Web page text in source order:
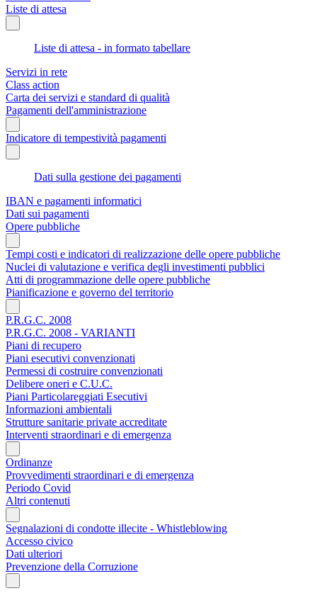
Liste di attesa
Liste di attesa - in formato tabellare
Servizi in rete
Class action
Carta dei servizi e standard di qualità
Pagamenti dell'amministrazione
Indicatore di tempestività pagamenti
Dati sulla gestione dei pagamenti
IBAN e pagamenti informatici
Dati sui pagamenti
Opere pubbliche
Tempi costi e indicatori di realizzazione delle opere pubbliche
Nuclei di valutazione e verifica degli investimenti pubblici
Atti di programmazione delle opere pubbliche
Pianificazione e governo del territorio
P.R.G.C. 2008
P.R.G.C. 2008 - VARIANTI
Piani di recupero
Piani esecutivi convenzionati
Permessi di costruire convenzionati
Delibere oneri e C.U.C.
Piani Particolareggiati Esecutivi
Informazioni ambientali
Strutture sanitarie private accreditate
Interventi straordinari e di emergenza
Ordinanze
Provvedimenti straordinari e di emergenza
Periodo Covid
Altri contenuti
Segnalazioni di condotte illecite - Whistleblowing
Accesso civico
Dati ulteriori
Prevenzione della Corruzione